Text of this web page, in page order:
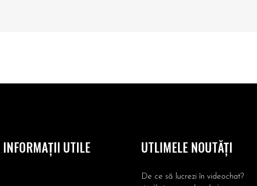
INFORMAȚII UTILE UTLIMELE NOUTĂȚI
De ce să lucrezi în videochat?